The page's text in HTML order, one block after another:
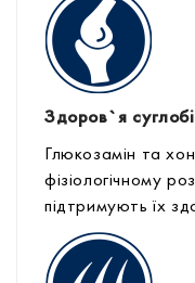
Здоров`я
Глюкозамін та
фізіологічному
підтримують їх